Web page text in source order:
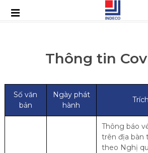
Thông tin
Số văn
bản
Ngày phát
hành
Thông báo
trên địa bàn
theo Nghị